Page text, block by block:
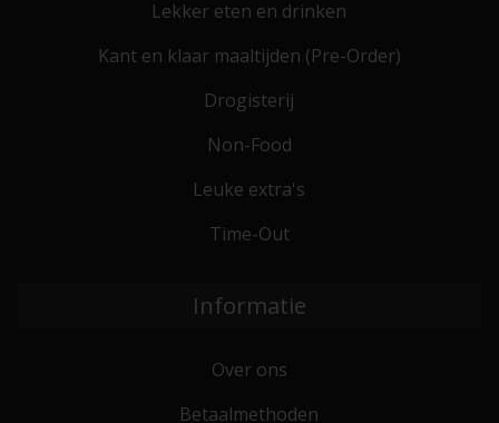
Lekker eten en drinken
Kant en klaar maaltijden (Pre-Order)
Drogisterij
Non-Food
Leuke extra's
Time-Out
Informatie
Over ons
Betaalmethoden